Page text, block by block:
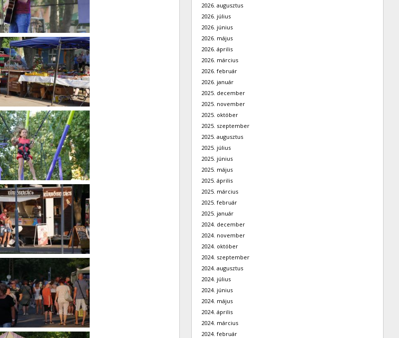
2026. augusztus
2026. július
2026. június
2026. május
2026. április
2026. március
2026. február
2026. január
2025. december
2025. november
2025. október
2025. szeptember
2025. augusztus
2025. július
2025. június
2025. május
2025. április
2025. március
2025. február
2025. január
2024. december
2024. november
2024. október
2024. szeptember
2024. augusztus
2024. július
2024. június
2024. május
2024. április
2024. március
2024. február